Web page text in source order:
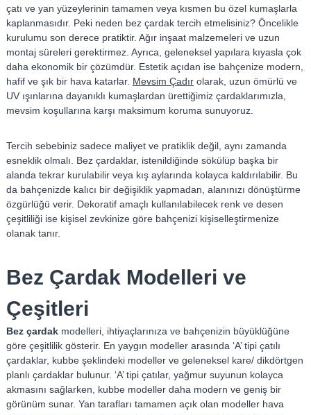
a
–
Ş
e
m
s
i
e
çatı ve yan yüzeylerinin tamamen veya kısmen bu özel kumaşlarla
kaplanmasıdır. Peki neden bez çardak tercih etmelisiniz? Öncelikle
kurulumu son derece pratiktir. Ağır inşaat malzemeleri ve uzun
montaj süreleri gerektirmez. Ayrıca, geleneksel yapılara kıyasla çok
daha ekonomik bir çözümdür. Estetik açıdan ise bahçenize modern,
hafif ve şık bir hava katarlar. Mevsim Çadırolarak, uzun ömürlü ve
UV ışınlarına dayanıklı kumaşlardan ürettiğimiz çardaklarımızla,
mevsim koşullarına karşı maksimum koruma sunuyoruz.
Tercih sebebiniz sadece maliyet ve pratiklik değil, aynı zamanda
esneklik olmalı. Bez çardaklar, istenildiğinde sökülüp başka bir
alanda tekrar kurulabilir veya kış aylarında kolayca kaldırılabilir. Bu
da bahçenizde kalıcı bir değişiklik yapmadan, alanınızı dönüştürme
özgürlüğü verir. Dekoratif amaçlı kullanılabilecek renk ve desen
çeşitliliği ise kişisel zevkinize göre bahçenizi kişiselleştirmenize
olanak tanır.
Bez Çardak Modelleri ve
Çeşitleri
Bez çardakmodelleri, ihtiyaçlarınıza ve bahçenizin büyüklüğüne
göre çeşitlilik gösterir. En yaygın modeller arasında ‘A’ tipi çatılı
çardaklar, kubbe şeklindeki modeller ve geleneksel kare/ dikdörtgen
planlı çardaklar bulunur. ‘A’ tipi çatılar, yağmur suyunun kolayca
akmasını sağlarken, kubbe modeller daha modern ve geniş bir
görünüm sunar. Yan tarafları tamamen açık olan modeller hava